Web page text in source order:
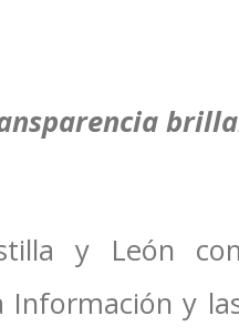
y León
Información y